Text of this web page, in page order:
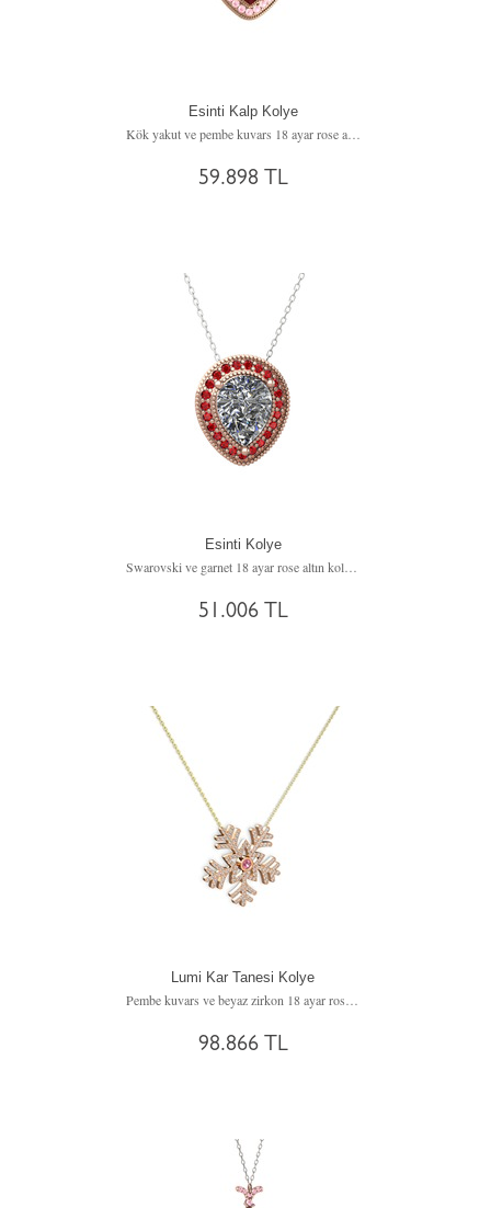
Esinti Kalp Kolye
Kök yakut ve pembe kuvars 18 ayar rose altın kolye (40 cm altın rolo zincir)
59.898 TL
Esinti Kolye
Swarovski ve garnet 18 ayar rose altın kolye (40 cm beyaz altın rolo zincir)
51.006 TL
Lumi Kar Tanesi Kolye
98.866 TL